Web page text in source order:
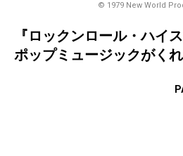
© 1979 New World
『ロックンロール・ハイ
ポップミュージックがく